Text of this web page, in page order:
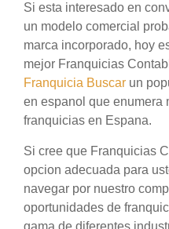
Si esta interesado en
un modelo comercial
marca incorporado, hoy
mejor Franquicias
Franquicia Buscar un
en espanol que enumera
franquicias en Espana.
Si cree que Franquicias
opcion adecuada para
navegar por nuestro
oportunidades de